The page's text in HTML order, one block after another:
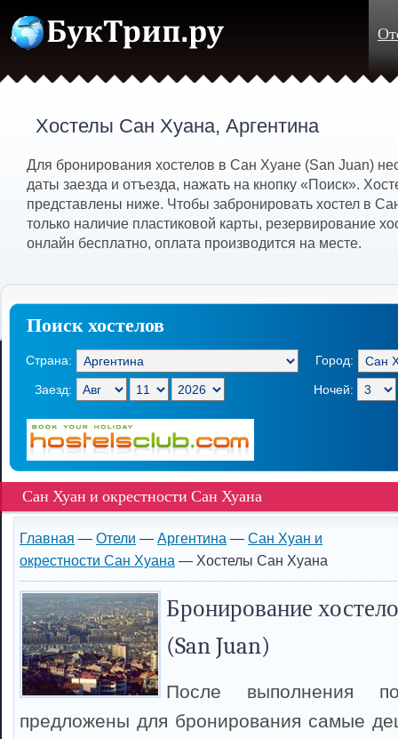
Хостелы Сан Хуана, Аргентина
Для бронирования хостелов в Сан Хуане (San Juan)
даты заезда и отъезда, нажать на кнопку «Поиск».
представлены ниже. Чтобы забронировать хостел в
только наличие пластиковой карты, резервирование
онлайн бесплатно, оплата производится на месте.
Поиск хостелов
Страна: Город:
Заезд: Ночей:
Сан Хуан и окрестности Сан Хуана
Главная — Отели — Аргентина — Сан Хуан и
окрестности Сан Хуана — Хостелы Сан Хуана
Бронирование
(San Juan)
После выполнения
предложены для бронирования самые